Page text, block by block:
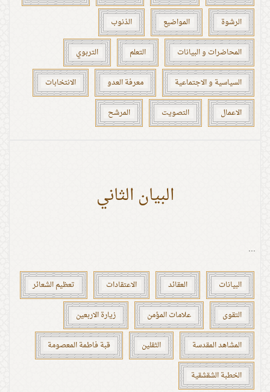
الرشوة المواضيع الذنوب
المحاضرات و البيانات التعلم التربوي
السياسية و الاجتماعية معرفة العدو الانتخابات
الاعمال التصويت المرشح
البيان الثاني
...
البيانات العقائد الاعتقادات تعظيم الشعائر
التقوى علامات المؤمن زيارة الاربعين
المشاهد المقدسة الثقلين قبة فاطمة المعصومة
الخطبة الشقشقية